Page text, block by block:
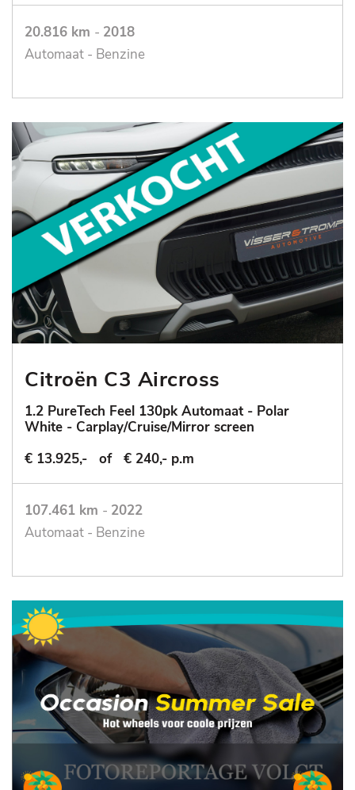
20.816 km - 2018
Automaat - Benzine
Citroën C3 Aircross
1.2 PureTech Feel 130pk Automaat - Polar
White - Carplay/Cruise/Mirror screen
€ 13.925,-
of € 240,- p.m
107.461 km - 2022
Automaat - Benzine